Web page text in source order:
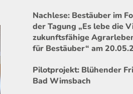
Nachlese: Bestäuber im
der Tagung „Es lebe die
zukunftsfähige
für Bestäuber“ am
Pilotprojekt: Blühender
Bad Wimsbach